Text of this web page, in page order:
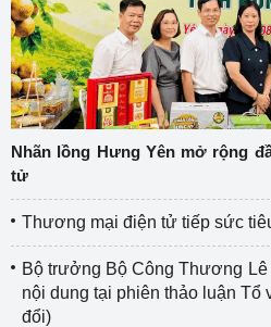
Nhãn lồng Hưng Yên mở rộng
tử
Thương mại điện tử tiếp sức
Bộ trưởng Bộ Công Thương
nội dung tại phiên thảo luận Tổ
đổi)